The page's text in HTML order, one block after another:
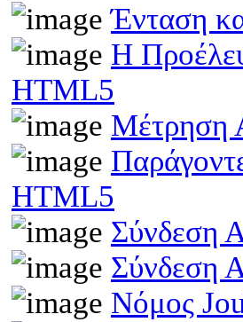
Ένταση
Η
HTML5
Μέτρηση
HTML5
Σύνδεση
Σύνδεση
Νόμος